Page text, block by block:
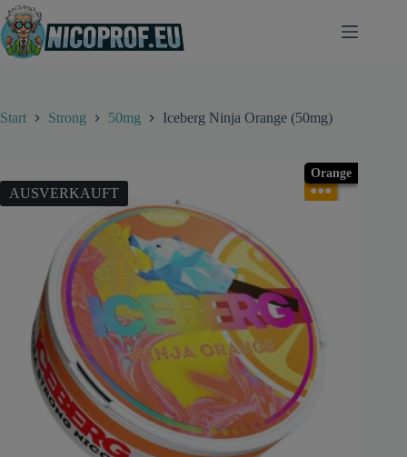
Zum
Inhalt
springen
Start Strong 50mg Iceberg Ninja Orange (50mg)
AUSVERKAUFT
Orange
●●●